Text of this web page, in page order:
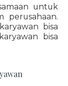
untuk
perusahaan.
bisa
bisa